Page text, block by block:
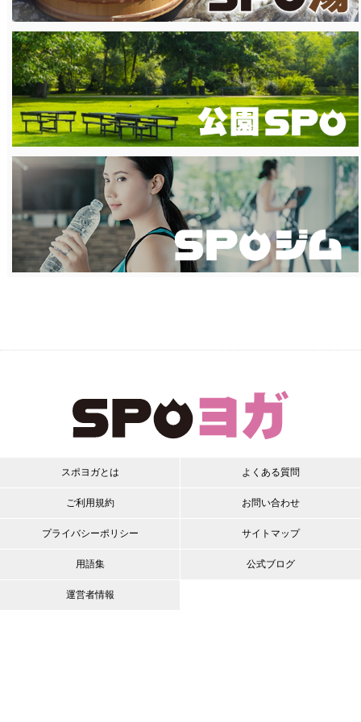
スポヨガとは
ご利用規約
プライバシーポリシー
用語集
運営者情報
よくある質問
お問い合わせ
サイトマップ
公式ブログ